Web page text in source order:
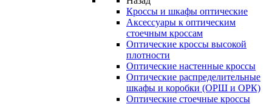
Кроссы и шкафы оптические
Аксессуары к оптическим
стоечным кроссам
Оптические кроссы высокой
плотности
Оптические настенные кроссы
Оптические распределительные
шкафы и коробки (ОРШ и ОРК)
Оптические стоечные кроссы